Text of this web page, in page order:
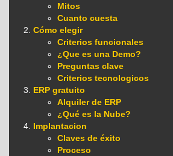
Mitos
Cuanto cuesta
Cómo elegir
Criterios funcionales
¿Que es una Demo?
Preguntas clave
Criterios tecnologicos
ERP gratuito
Alquiler de ERP
¿Qué es la Nube?
Implantacion
Claves de éxito
Proceso